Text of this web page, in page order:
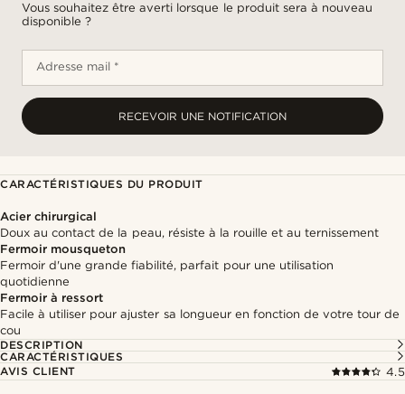
Vous souhaitez être averti lorsque le produit sera à nouveau
disponible ?
Adresse mail *
RECEVOIR UNE NOTIFICATION
CARACTÉRISTIQUES DU PRODUIT
Acier chirurgical
Doux au contact de la peau, résiste à la rouille et au ternissement
Fermoir mousqueton
Fermoir d'une grande fiabilité, parfait pour une utilisation
quotidienne
Fermoir à ressort
Facile à utiliser pour ajuster sa longueur en fonction de votre tour de
cou
DESCRIPTION
CARACTÉRISTIQUES
AVIS CLIENT
4.5